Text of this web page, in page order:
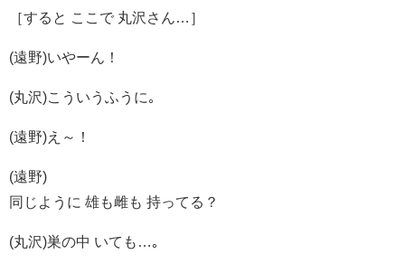
［すると ここで 丸沢さん…］
(遠野)いやーん！
(丸沢)こういうふうに｡
(遠野)え～！
(遠野)
同じように 雄も雌も 持ってる？
(丸沢)巣の中 いても…｡